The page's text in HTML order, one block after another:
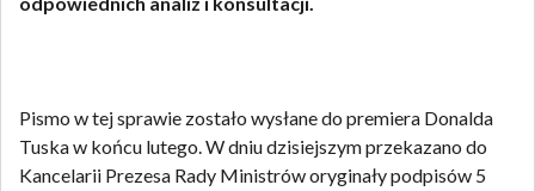
Pismo w tej sprawie zostało wysłane do premiera Donalda
Tuska w końcu lutego. W dniu dzisiejszym przekazano do
Kancelarii Prezesa Rady Ministrów oryginały podpisów 5